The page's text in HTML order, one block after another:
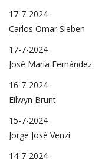
17-7-2024
Carlos Omar Sieben
17-7-2024
José María Fernández
16-7-2024
Eilwyn Brunt
15-7-2024
Jorge José Venzi
14-7-2024